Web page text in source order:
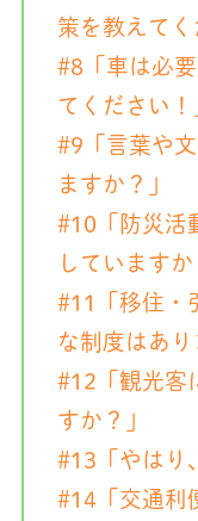
策を教えてく
#8「車は必
てください！
#9「言葉や
ますか？」
#10「防災活
していますか
#11「移住・
な制度はあり
#12「観光客
すか？」
#13「やはり
#14「交通利